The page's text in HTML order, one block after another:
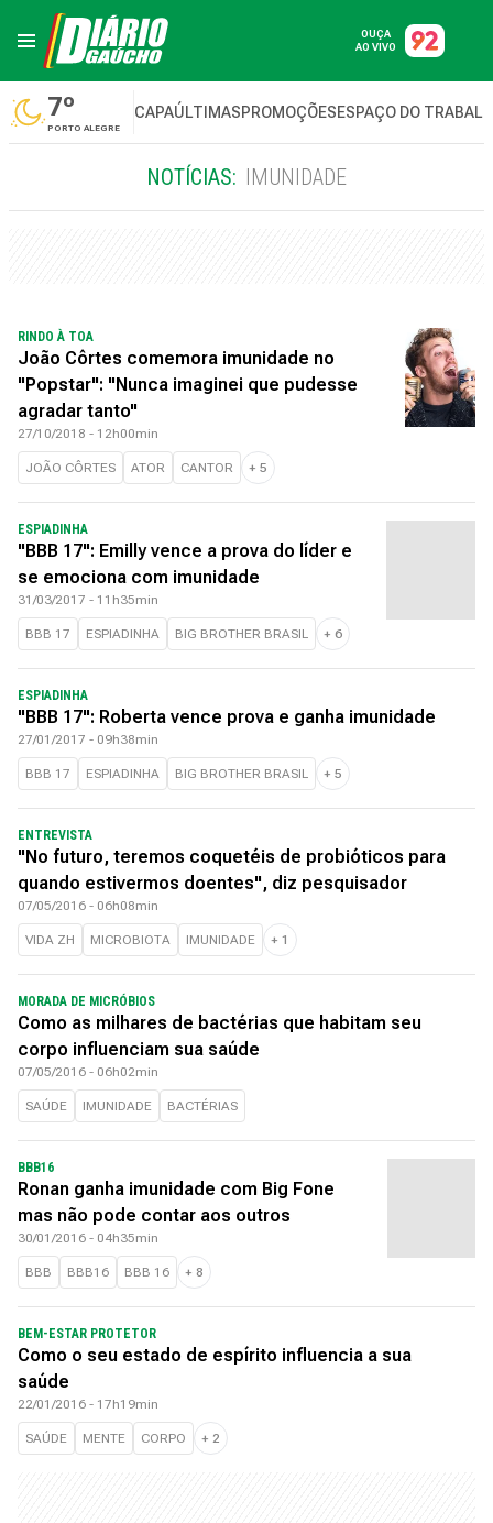
OUÇA
AO VIVO
7º
PORTO ALEGRE
CAPAÚLTIMASPROMOÇÕESESPAÇO DO
NOTÍCIAS: IMUNIDADE
RINDO À TOA
João Côrtes comemora imunidade no
"Popstar": "Nunca imaginei que pudesse
agradar tanto"
27/10/2018 - 12h00min
JOÃO CÔRTES ATOR CANTOR + 5
ESPIADINHA
"BBB 17": Emilly vence a prova do líder e
se emociona com imunidade
31/03/2017 - 11h35min
BBB 17 ESPIADINHA BIG BROTHER BRASIL + 6
ESPIADINHA
"BBB 17": Roberta vence prova e ganha imunidade
27/01/2017 - 09h38min
BBB 17 ESPIADINHA BIG BROTHER BRASIL + 5
ENTREVISTA
"No futuro, teremos coquetéis de probióticos para
quando estivermos doentes", diz pesquisador
07/05/2016 - 06h08min
VIDA ZH MICROBIOTA IMUNIDADE + 1
MORADA DE MICRÓBIOS
Como as milhares de bactérias que habitam seu
corpo influenciam sua saúde
07/05/2016 - 06h02min
SAÚDE IMUNIDADE BACTÉRIAS
BBB16
Ronan ganha imunidade com Big Fone
mas não pode contar aos outros
30/01/2016 - 04h35min
BBB BBB16 BBB 16 + 8
BEM-ESTAR PROTETOR
Como o seu estado de espírito influencia a sua
saúde
22/01/2016 - 17h19min
SAÚDE MENTE CORPO + 2